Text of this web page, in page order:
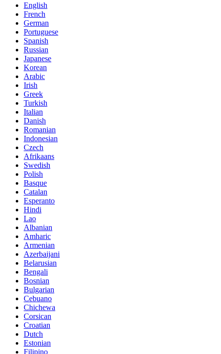
English
French
German
Portuguese
Spanish
Russian
Japanese
Korean
Arabic
Irish
Greek
Turkish
Italian
Danish
Romanian
Indonesian
Czech
Afrikaans
Swedish
Polish
Basque
Catalan
Esperanto
Hindi
Lao
Albanian
Amharic
Armenian
Azerbaijani
Belarusian
Bengali
Bosnian
Bulgarian
Cebuano
Chichewa
Corsican
Croatian
Dutch
Estonian
Filipino